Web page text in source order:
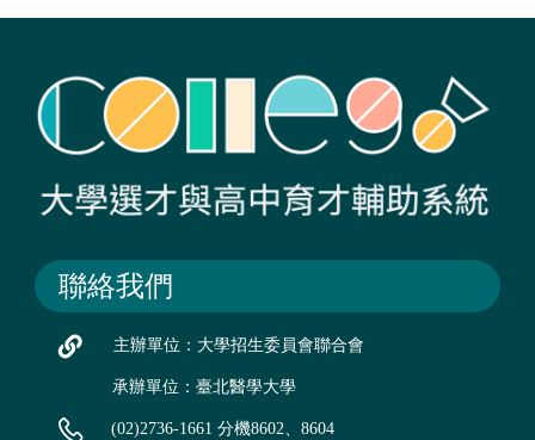
聯絡我們
主辦單位：大學招生委員會聯合會
承辦單位：臺北醫學大學
(02)2736-1661 分機8602、8604